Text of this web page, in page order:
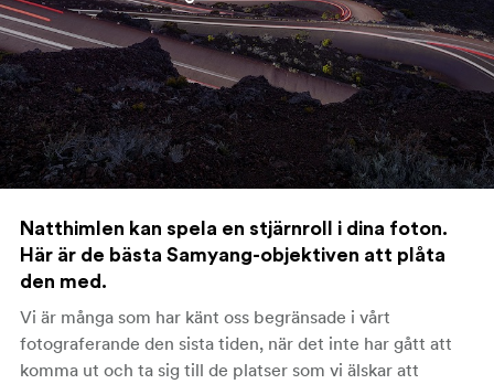
Natthimlen kan spela en stjärnroll i dina foton.
Här är de bästa Samyang-objektiven att plåta
den med.
Vi är många som har känt oss begränsade i vårt
fotograferande den sista tiden, när det inte har gått att
komma ut och ta sig till de platser som vi älskar att